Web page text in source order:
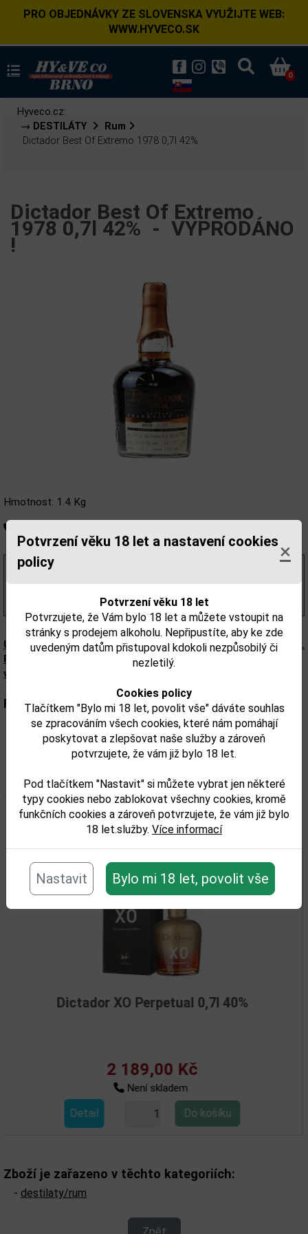
Potvrzení věku 18 let a nastavení cookies
policy
×
Potvrzení věku 18 let
Potvrzujete, že Vám bylo 18 let a můžete vstoupit na
stránky s prodejem alkoholu. Nepřipustíte, aby ke zde
uvedeným datům přistupoval kdokoli nezpůsobilý či
nezletilý.
Cookies policy
Tlačítkem "Bylo mi 18 let, povolit vše" dáváte souhlas
se zpracováním všech cookies, které nám pomáhají
poskytovat a zlepšovat naše služby a zároveň
potvrzujete, že vám již bylo 18 let.
Pod tlačítkem "Nastavit" si můžete vybrat jen některé
typy cookies nebo zablokovat všechny cookies, kromě
funkčních cookies a zároveň potvrzujete, že vám již bylo
18 let.služby. Více informací
Nastavit Bylo mi 18 let, povolit vše
PRO OBJEDNÁVKY ZE SLOVENSKA VYUŽIJTE WEB:
WWW.HYVECO.SK
0
Hyveco.cz:
→ DESTILÁTY
Rum
Dictador Best Of Extremo 1978 0,7l 42%
Dictador Best Of Extremo
1978 0,7l 42% - VYPRODÁNO
!
Hmotnost: 1.4 Kg
9 015,70 Kč
10 909,00 Kčs DPH
Upozorňujeme, že tento produkt může obsahovat alergeny.
Přesné složení a alergeny jsou k dispozici na obalu
výrobku. Zkontrolujte prosím před konzumací.
Parametry:
Obsah alkoholu obj. %: 42%
Objem obalu (L):
Související zboží
Dictador XO Perpetual 0,7l 40%
2 189,00 Kč
Není skladem
Zboží je zařazeno v těchto kategoriích:
- destilaty/rum